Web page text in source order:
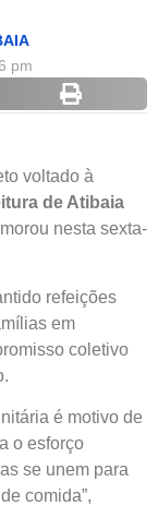
pm
voltado à
de Atibaia
nesta sexta-
refeições
em
coletivo
é motivo de
o esforço
se unem para
comida”,